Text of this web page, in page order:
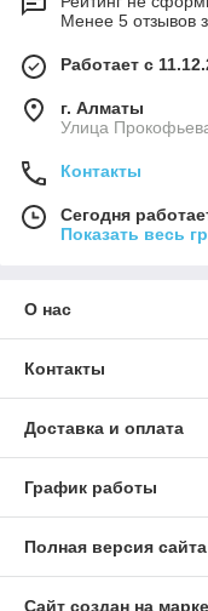
Менее 5 отзывов
Работает с
г. Алматы
​Улица
Контакты
Сегодня
Показать весь
О нас
Контакты
Доставка и оплата
График работы
Полная версия сайта
Сайт создан на